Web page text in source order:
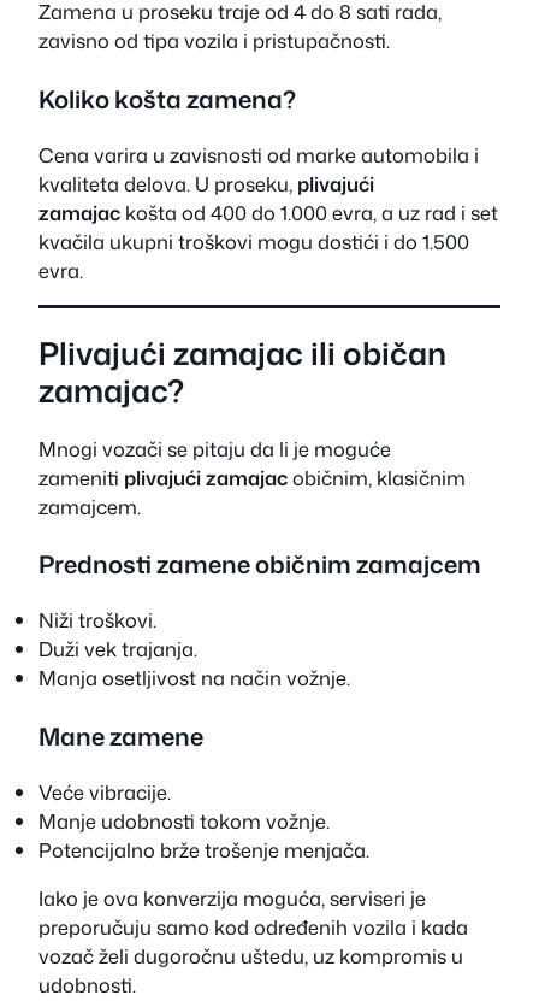
Zamena u proseku traje od 4 do 8 sati rada,
zavisno od tipa vozila i pristupačnosti.
Koliko košta zamena?
Cena varira u zavisnosti od marke automobila i
kvaliteta delova. U proseku, plivajući
zamajac košta od 400 do 1.000 evra, a uz rad i set
kvačila ukupni troškovi mogu dostići i do 1.500
evra.
Plivajući zamajac ili običan
zamajac?
Mnogi vozači se pitaju da li je moguće
zameniti plivajući zamajacobičnim, klasičnim
zamajcem.
Prednosti zamene običnim zamajcem
Niži troškovi.
Duži vek trajanja.
Manja osetljivost na način vožnje.
Mane zamene
Veće vibracije.
Manje udobnosti tokom vožnje.
Potencijalno brže trošenje menjača.
Iako je ova konverzija moguća, serviseri je
preporučuju samo kod određenih vozila i kada
vozač želi dugoročnu uštedu, uz kompromis u
udobnosti.